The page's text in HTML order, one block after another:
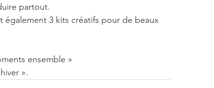
partout.
également 3 kits créatifs pour de beaux
ensemble »
».